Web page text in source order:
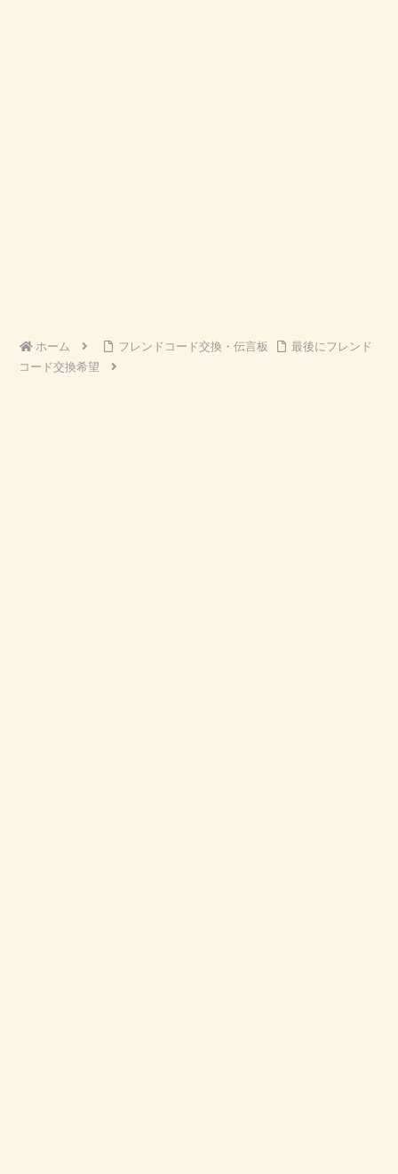
ホーム フレンドコード交換・伝言板
最後にフレンド
コード交換希望